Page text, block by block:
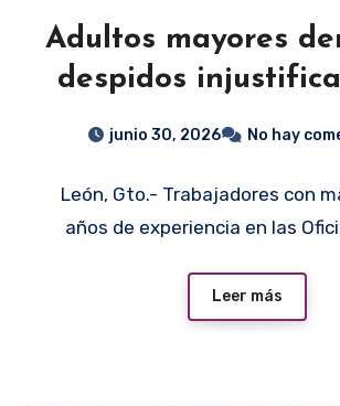
Adultos mayores
despidos
ODECO León tras
junio 30, 2026 No hay
León, Gto.- Trabajadores con
años de experiencia en las
Leer más